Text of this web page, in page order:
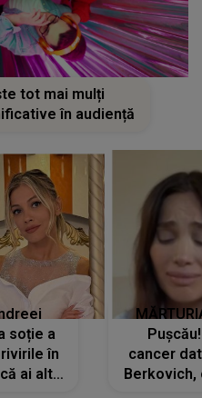
tot mai mulți
în audiență
soție a
în
ai altă
cancer
Berkovich,